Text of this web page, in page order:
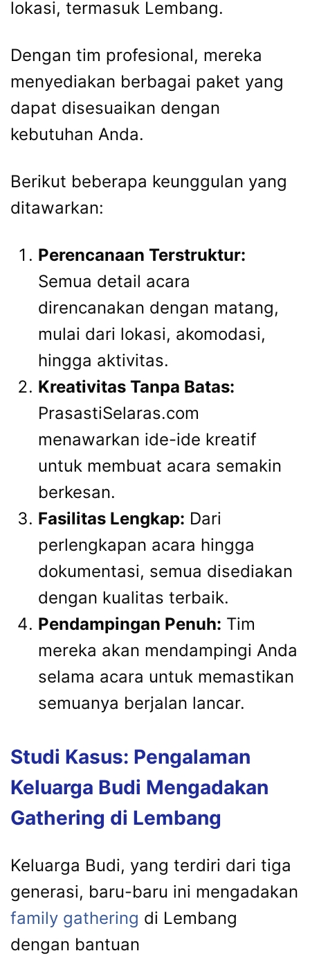
lokasi, termasuk Lembang.
Dengan tim profesional, mereka
menyediakan berbagai paket yang
dapat disesuaikan dengan
kebutuhan Anda.
Berikut beberapa keunggulan yang
ditawarkan:
Perencanaan Terstruktur:
Semua detail acara
direncanakan dengan matang,
mulai dari lokasi, akomodasi,
hingga aktivitas.
Kreativitas Tanpa Batas:
PrasastiSelaras.com
menawarkan ide-ide kreatif
untuk membuat acara semakin
berkesan.
Fasilitas Lengkap: Dari
perlengkapan acara hingga
dokumentasi, semua disediakan
dengan kualitas terbaik.
Pendampingan Penuh: Tim
mereka akan mendampingi Anda
selama acara untuk memastikan
semuanya berjalan lancar.
Studi Kasus: Pengalaman
Keluarga Budi Mengadakan
Gathering di Lembang
Keluarga Budi, yang terdiri dari tiga
generasi, baru-baru ini mengadakan
family gathering di Lembang
dengan bantuan